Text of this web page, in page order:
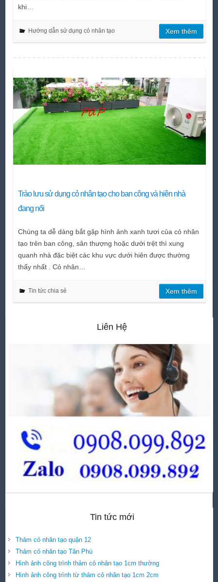
khi…
Hướng dẫn sử dụng cỏ nhân tạo Xem thêm
Trào lưu sử dụng cỏ nhân tạo cho ban công và hiên nhà
đang nổi
Chúng ta dễ dàng bắt gặp hình ảnh xanh tươi của cỏ nhân
tạo trên ban công, sân thượng hoặc dưới trệt thì xung
quanh nhà đặc biệt các khu vực dưới hiên được thường
thấy nhất . Cỏ nhân…
Tin tức chia sẻ Xem thêm
Liên Hệ
Tin tức mới
Thảm cỏ nhân tạo quận 12
Thảm cỏ nhân tạo Tân Phú
Hình ảnh công trình thảm cỏ nhân tạo 1cm thường
Hình ảnh công trình từ thảm cỏ nhân tạo 1cm 2cm